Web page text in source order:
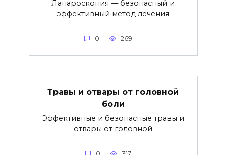
Лапароскопия — безопасный и
эффективный метод лечения
0 269
Травы и отвары от головной
боли
Эффективные и безопасные травы и
отвары от головной